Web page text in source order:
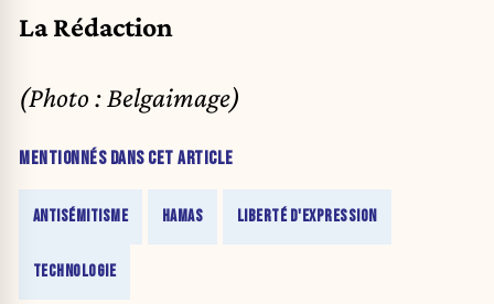
La Rédaction
(Photo : Belgaimage)
MENTIONNÉS DANS CET ARTICLE
ANTISÉMITISME HAMAS LIBERTÉ D'EXPRESSION
TECHNOLOGIE